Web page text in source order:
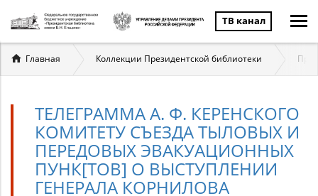
ТВ канал
Вы
здесь
Главная Коллекции Президентской библиотеки
ТЕЛЕГРАММА А. Ф. КЕРЕНСКОГО
КОМИТЕТУ СЪЕЗДА ТЫЛОВЫХ И
ПЕРЕДОВЫХ ЭВАКУАЦИОННЫХ
ПУНК[ТОВ] О ВЫСТУПЛЕНИИ
ГЕНЕРАЛА КОРНИЛОВА